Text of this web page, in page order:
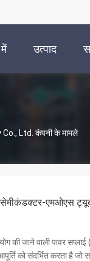
में उत्पाद
Ltd. कंपनी के मामले
सेमीकंडक्टर-एमओएस
की जाने वाली पावर
को संदर्भित करता है जो